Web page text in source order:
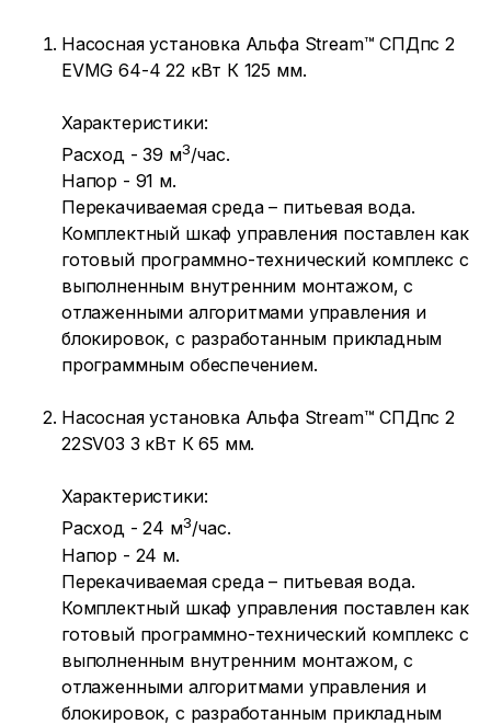
Насосная установка Альфа Stream™ СПДпс 2
EVMG 64-4 22 кВт К 125 мм.
Характеристики:
Расход - 39 м3/час.
Напор - 91 м.
Перекачиваемая среда – питьевая вода.
Комплектный шкаф управления поставлен как
готовый программно-технический комплекс с
выполненным внутренним монтажом, с
отлаженными алгоритмами управления и
блокировок, с разработанным прикладным
программным обеспечением.
Насосная установка Альфа Stream™ СПДпс 2
22SV03 3 кВт К 65 мм.
Характеристики:
Расход - 24 м3/час.
Напор - 24 м.
Перекачиваемая среда – питьевая вода.
Комплектный шкаф управления поставлен как
готовый программно-технический комплекс с
выполненным внутренним монтажом, с
отлаженными алгоритмами управления и
блокировок, с разработанным прикладным